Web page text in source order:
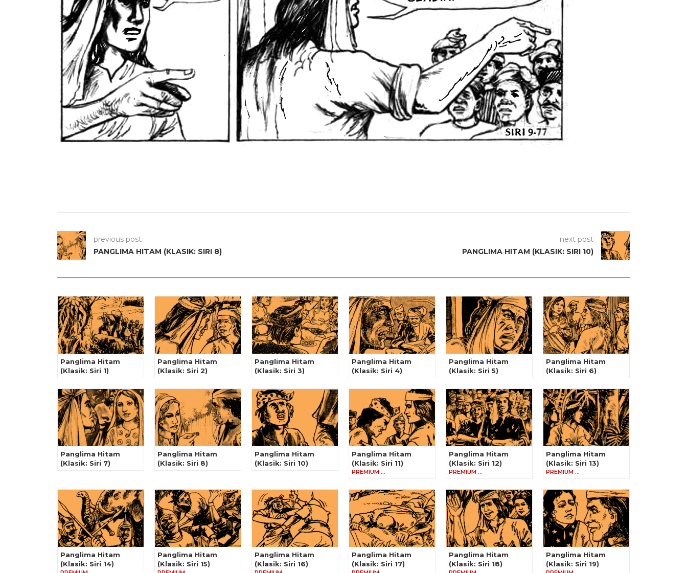
previous post
PANGLIMA HITAM (KLASIK: SIRI 8)
next post
PANGLIMA HITAM (KLASIK: SIRI 10)
Panglima Hitam
(Klasik: Siri 1)
Panglima Hitam
(Klasik: Siri 2)
Panglima Hitam
(Klasik: Siri 3)
Panglima Hitam
(Klasik: Siri 4)
Panglima Hitam
(Klasik: Siri 5)
Panglima Hitam
(Klasik: Siri 6)
Panglima Hitam
(Klasik: Siri 7)
Panglima Hitam
(Klasik: Siri 8)
Panglima Hitam
(Klasik: Siri 10)
Panglima Hitam
(Klasik: Siri 11)
PREMIUM …
Panglima Hitam
(Klasik: Siri 12)
PREMIUM …
Panglima Hitam
(Klasik: Siri 13)
PREMIUM …
Panglima Hitam
(Klasik: Siri 14)
Panglima Hitam
(Klasik: Siri 15)
Panglima Hitam
(Klasik: Siri 16)
Panglima Hitam
(Klasik: Siri 17)
Panglima Hitam
(Klasik: Siri 18)
Panglima Hitam
(Klasik: Siri 19)